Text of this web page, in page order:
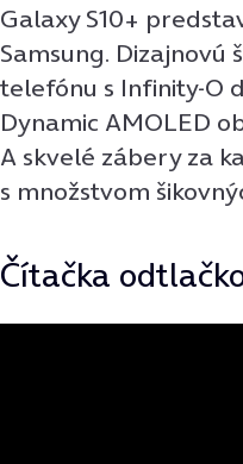
Galaxy S10+
Samsung.
telefónu s Infinity-O
Dynamic AMOLED
A skvelé zábery za
s množstvom
Čítačka